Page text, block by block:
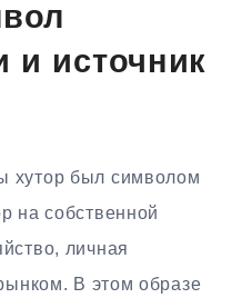
и источник
хутор был символом
на собственной
личная
В этом образе